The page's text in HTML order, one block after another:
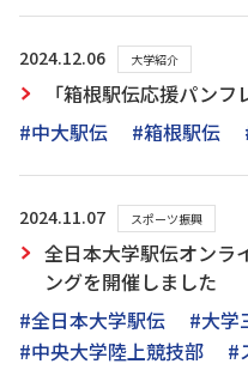
2024.12.06 大学紹介
「箱根駅伝応援パン
#中大駅伝
#箱根駅伝
2024.11.07 スポーツ振興
全日本大学駅伝オンラ
ングを開催しました
#全日本大学駅伝
#大学
#中央大学陸上競技部
#